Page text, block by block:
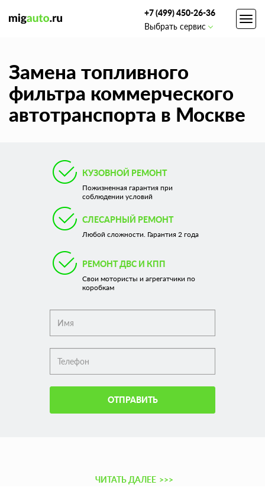
+7 (499) 450-26-36
Выбрать сервис
Замена топливного
фильтра коммерческого
автотранспорта в Москве
КУЗОВНОЙ РЕМОНТ
Пожизненная гарантия при
соблюдении условий
СЛЕСАРНЫЙ РЕМОНТ
Любой сложности. Гарантия 2 года
РЕМОНТ ДВС И КПП
Свои мотористы и агрегатчики по
коробкам
ОТПРАВИТЬ
ЧИТАТЬ ДАЛЕЕ >>>